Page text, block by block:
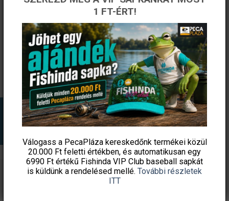
ZANDERA UVs 30db 10cm
DISCO
8 770Ft Original
price
was:
8
770 Ft.
7 454FtCurrent
price
is:
7
454 Ft.
damil.hu
KOSÁRBA TESZEM
ZANDERA UVs 30db 12cm
TUNA
11 270Ft Original
price
was:
11
270 Ft.
9 579FtCurrent
price
is:
579 Ft.
damil.hu
KOSÁRBA TESZEM
ÉRTESÜLJ ELSŐKÉNT! IRATKOZZ FEL A
1 FT-ÉRT!
Válogass a PecaPláza kereskedőnk termékei közül
20.000 Ft feletti értékben, és automatikusan egy
6990 Ft értékű Fishinda VIP Club baseball sapkát
is küldünk a rendelésed mellé. További részletek
ITT